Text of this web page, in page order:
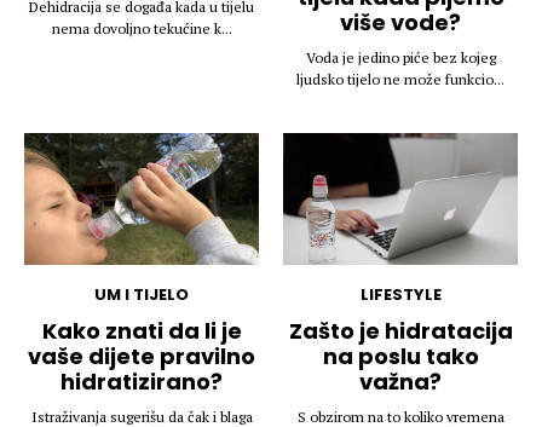
Dehidracija se događa kada u tijelu
nema dovoljno tekućine k...
više vode?
Voda je jedino piće bez kojeg
ljudsko tijelo ne može funkcio...
UM I TIJELO
Kako znati da li je
vaše dijete pravilno
hidratizirano?
Istraživanja sugerišu da čak i blaga
LIFESTYLE
Zašto je hidratacija
na poslu tako
važna?
S obzirom na to koliko vremena